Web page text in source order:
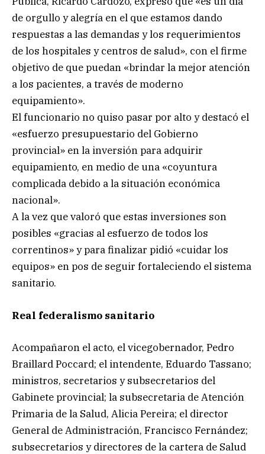
de orgullo y alegría en el que estamos dando
respuestas a las demandas y los requerimientos
de los hospitales y centros de salud», con el firme
objetivo de que puedan «brindar la mejor atención
a los pacientes, a través de moderno
equipamiento».
El funcionario no quiso pasar por alto y destacó el
«esfuerzo presupuestario del Gobierno
provincial» en la inversión para adquirir
equipamiento, en medio de una «coyuntura
complicada debido a la situación económica
nacional».
A la vez que valoró que estas inversiones son
posibles «gracias al esfuerzo de todos los
correntinos» y para finalizar pidió «cuidar los
equipos» en pos de seguir fortaleciendo el sistema
sanitario.
Real federalismo sanitario
Acompañaron el acto, el vicegobernador, Pedro
Braillard Poccard; el intendente, Eduardo Tassano;
ministros, secretarios y subsecretarios del
Gabinete provincial; la subsecretaria de Atención
Primaria de la Salud, Alicia Pereira; el director
General de Administración, Francisco Fernández;
subsecretarios y directores de la cartera de Salud